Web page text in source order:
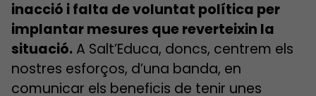
inacció i falta de voluntat política per
implantar mesures que reverteixin la
situació. A Salt’Educa, doncs, centrem els
nostres esforços, d’una banda, en
comunicar els beneficis de tenir unes